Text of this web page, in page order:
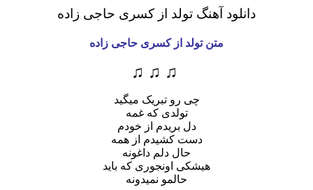
دانلود آهنگ تولد از کسری حاجی زاده
متن تولد از کسری حاجی زاده
♫ ♫ ♫
چی رو تبریک میگید
تولدی که غمه
دل بریدم از خودم
دست کشیدم از همه
حال دلم داغونه
هیشکی اونجوری که باید
حالمو نمیدونه